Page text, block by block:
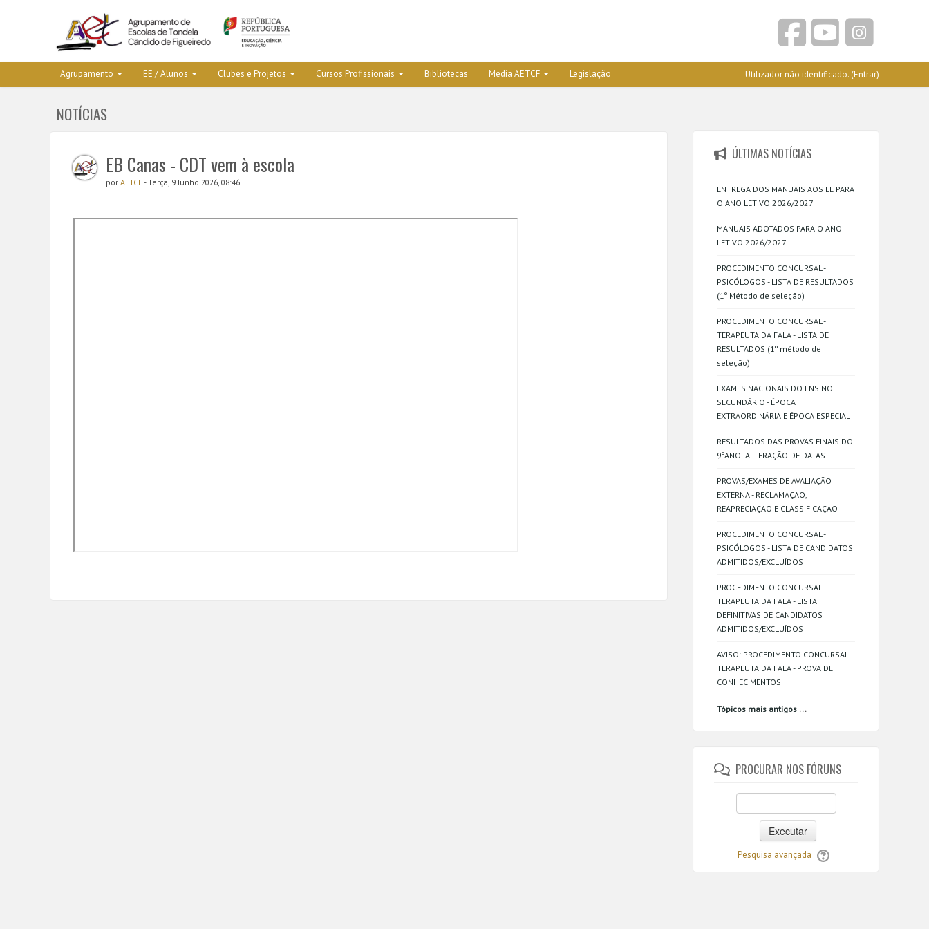
Agrupamento EE / Alunos Clubes e Projetos Cursos Profissionais Bibliotecas Media AETCF Legislação Utilizador não identificado. (Entrar)
NOTÍCIAS
EB Canas - CDT vem à escola
por AETCF- Terça, 9 Junho 2026, 08:46
ÚLTIMAS NOTÍCIAS
ENTREGA DOS MANUAIS AOS EE PARA
O ANO LETIVO 2026/2027
MANUAIS ADOTADOS PARA O ANO
LETIVO 2026/2027
PROCEDIMENTO CONCURSAL -
PSICÓLOGOS - LISTA DE RESULTADOS
(1º Método de seleção)
PROCEDIMENTO CONCURSAL -
TERAPEUTA DA FALA - LISTA DE
RESULTADOS (1º método de
seleção)
EXAMES NACIONAIS DO ENSINO
SECUNDÁRIO - ÉPOCA
EXTRAORDINÁRIA E ÉPOCA ESPECIAL
RESULTADOS DAS PROVAS FINAIS DO
9ºANO- ALTERAÇÃO DE DATAS
PROVAS/EXAMES DE AVALIAÇÃO
EXTERNA - RECLAMAÇÃO,
REAPRECIAÇÃO E CLASSIFICAÇÃO
PROCEDIMENTO CONCURSAL -
PSICÓLOGOS - LISTA DE CANDIDATOS
ADMITIDOS/EXCLUÍDOS
PROCEDIMENTO CONCURSAL -
TERAPEUTA DA FALA - LISTA
DEFINITIVAS DE CANDIDATOS
ADMITIDOS/EXCLUÍDOS
AVISO: PROCEDIMENTO CONCURSAL -
TERAPEUTA DA FALA - PROVA DE
CONHECIMENTOS
Tópicos mais antigos ...
PROCURAR NOS FÓRUNS
Executar
Pesquisa avançada